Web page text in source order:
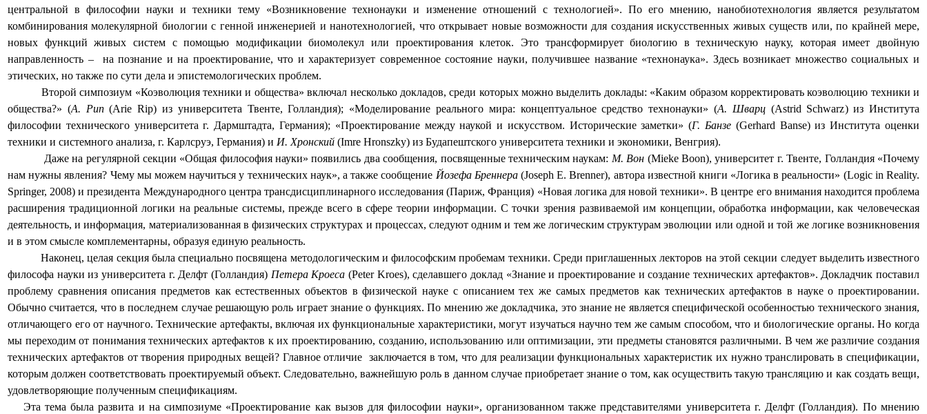
центральной в философии науки и техники тему «Возникновение технонауки и изменение отношений с технологией». По его мнению, нанобиотехнология является результатом
комбинирования молекулярной биологии с генной инженерией и нанотехнологией, что открывает новые возможности для создания искусственных живых существ или, по крайней мере,
новых функций живых систем с помощью модификации биомолекул или проектирования клеток. Это трансформирует биологию в техническую науку, которая имеет двойную
направленность –
на познание и на проектирование, что и характеризует современное состояние науки, получившее название «технонаука». Здесь возникает множество социальных и
этических, но также по сути дела и эпистемологических проблем.
Второй симпозиум «Коэволюция техники и общества» включал несколько докладов, среди которых можно выделить доклады: «Каким образом корректировать коэволюцию техники и
общества?» (А. Рип(Arie Rip) из университета Твенте, Голландия); «Моделирование реального мира: концептуальное средство технонауки» (А. Шварц(Astrid Schwarz) из Института
философии технического университета г. Дармштадта, Германия); «Проектирование между наукой и искусством. Исторические заметки» (Г. Банзе (Gerhard Banse) из Института оценки
техники и системного анализа, г. Карлсруэ, Германия) и И. Хронский (Imre Hronszky) из Будапештского университета техники и экономики, Венгрия).
Даже на регулярной секции «Общая философия науки» появились два сообщения, посвященные техническим наукам: М. Вон (Mieke Boon), университет г. Твенте, Голландия «Почему
нам нужны явления? Чему мы можем научиться у технических наук», а также сообщение Йозефа Бреннера(Joseph E.Brenner), автора известной книги «Логика в реальности» (Logic in Reality.
Springer, 2008) и президента Международного центра трансдисциплинарного исследования (Париж, Франция) «Новая логика для новой техники». В центре его внимания находится проблема
расширения традиционной логики на реальные системы, прежде всего в сфере теории информации. С точки зрения развиваемой им концепции, обработка информации, как человеческая
деятельность, и информация, материализованная в физических структурах и процессах, следуют одним и тем же логическим структурам эволюции или одной и той же логике возникновения
и в этом смысле комплементарны, образуя единую реальность.
Наконец, целая секция былаcпециально посвящена методологическим и философским пробемам техники. Среди приглашенных лекторов на этой секции следует выделить известного
философа науки из университета г. Делфт (Голландия) Петера Кроеса (Peter Kroes), сделавшего доклад «Знание и проектирование и создание технических артефактов». Докладчик поставил
проблему сравнения описания предметов как естественных объектов в физической науке с описанием тех же самых предметов как технических артефактов в науке о проектировании.
Обычно считается, что в последнем случае решающую роль играет знание о функциях. По мнению же докладчика, это знание не является специфической особенностью технического знания,
отличающего его от научного. Технические артефакты, включая их функциональные характеристики, могут изучаться научно тем же самым способом, что и биологические органы. Но когда
мы переходим от понимания технических артефактов к их проектированию, созданию, использованию или оптимизации, эти предметы становятся различными. В чем же различие создания
технических артефактов от творения природных вещей? Главное отличие заключается в том, что для реализации функциональных характеристик их нужно транслировать в спецификации,
которым должен соответствовать проектируемый объект. Следовательно, важнейшую роль в данном случае приобретает знание о том, как осуществить такую трансляцию и как создать вещи,
удовлетворяющие полученным спецификациям.
Эта тема была развита и на симпозиуме «Проектирование как вызов для философии науки», организованном также представителями университета г. Делфт (Голландия). По мнению